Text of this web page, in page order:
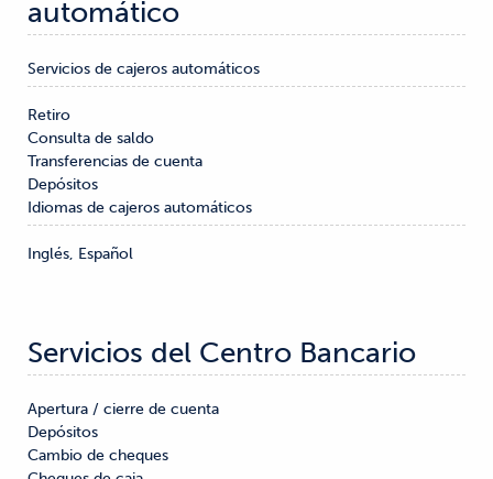
automático
Servicios de cajeros automáticos
Retiro
Consulta de saldo
Transferencias de cuenta
Depósitos
Idiomas de cajeros automáticos
Inglés, Español
Servicios del Centro Bancario
Apertura / cierre de cuenta
Depósitos
Cambio de cheques